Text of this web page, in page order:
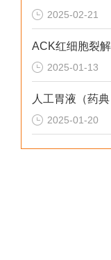
2025-02-21
2025-01-13
人工胃液（药
2025-01-20